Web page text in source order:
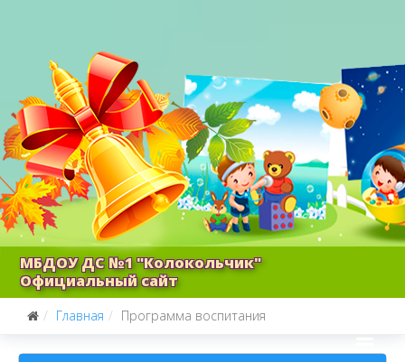
МБДОУ ДС №1 "Колокольчик"
Официальный сайт
Главная Программа воспитания